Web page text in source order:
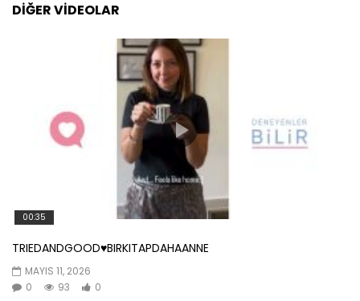
DIĞER VIDEOLAR
00:35
TRIEDANDGOOD♥️BIRKITAPDAHAANNE
MAYIS 11, 2026
0
93 0